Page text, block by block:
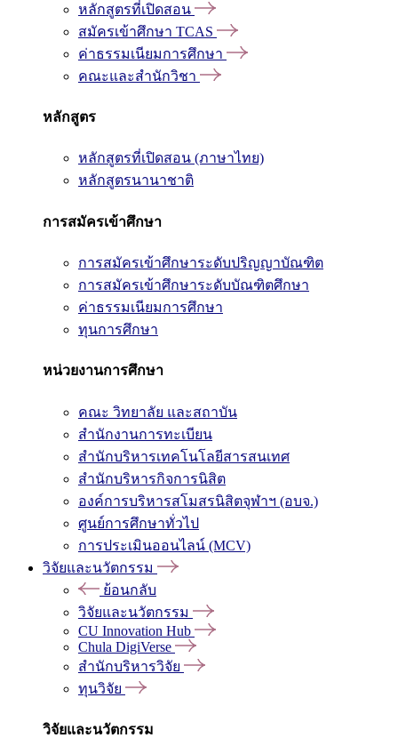
หลักสูตรที่เปิดสอน
สมัครเข้าศึกษา TCAS
ค่าธรรมเนียมการศึกษา
คณะและสำนักวิชา
หลักสูตร
หลักสูตรที่เปิดสอน (ภาษาไทย)
หลักสูตรนานาชาติ
การสมัครเข้าศึกษา
การสมัครเข้าศึกษาระดับปริญญาบัณฑิต
การสมัครเข้าศึกษาระดับบัณฑิตศึกษา
ค่าธรรมเนียมการศึกษา
ทุนการศึกษา
หน่วยงานการศึกษา
คณะ วิทยาลัย และสถาบัน
สำนักงานการทะเบียน
สำนักบริหารเทคโนโลยีสารสนเทศ
สำนักบริหารกิจการนิสิต
องค์การบริหารสโมสรนิสิตจุฬาฯ (อบจ.)
ศูนย์การศึกษาทั่วไป
การประเมินออนไลน์ (MCV)
วิจัยและนวัตกรรม
ย้อนกลับ
วิจัยและนวัตกรรม
CU Innovation Hub
Chula DigiVerse
สำนักบริหารวิจัย
ทุนวิจัย
วิจัยและนวัตกรรม